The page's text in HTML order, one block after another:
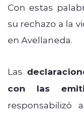
Con estas
su rechazo a la
en Avellaneda.
Las
con las
responsabilizó